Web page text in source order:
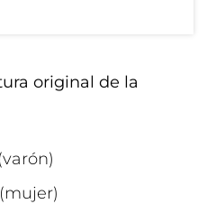
original de la